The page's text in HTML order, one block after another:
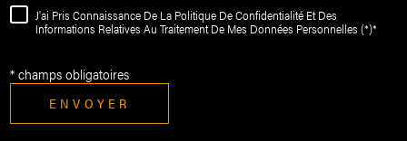
J'ai Pris Connaissance De La Politique De Confidentialité Et Des
Informations Relatives Au Traitement De Mes Données Personnelles (*)*
* champs obligatoires
ENVOYER